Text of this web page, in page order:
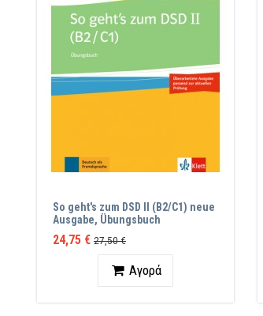
So geht's zum DSD II (B2/C1) neue
Ausgabe, Übungsbuch
24,75 € 27,50 €
ΠοσότηταΑγορά